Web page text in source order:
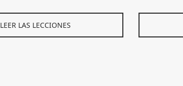
LEER LAS LECCIONES